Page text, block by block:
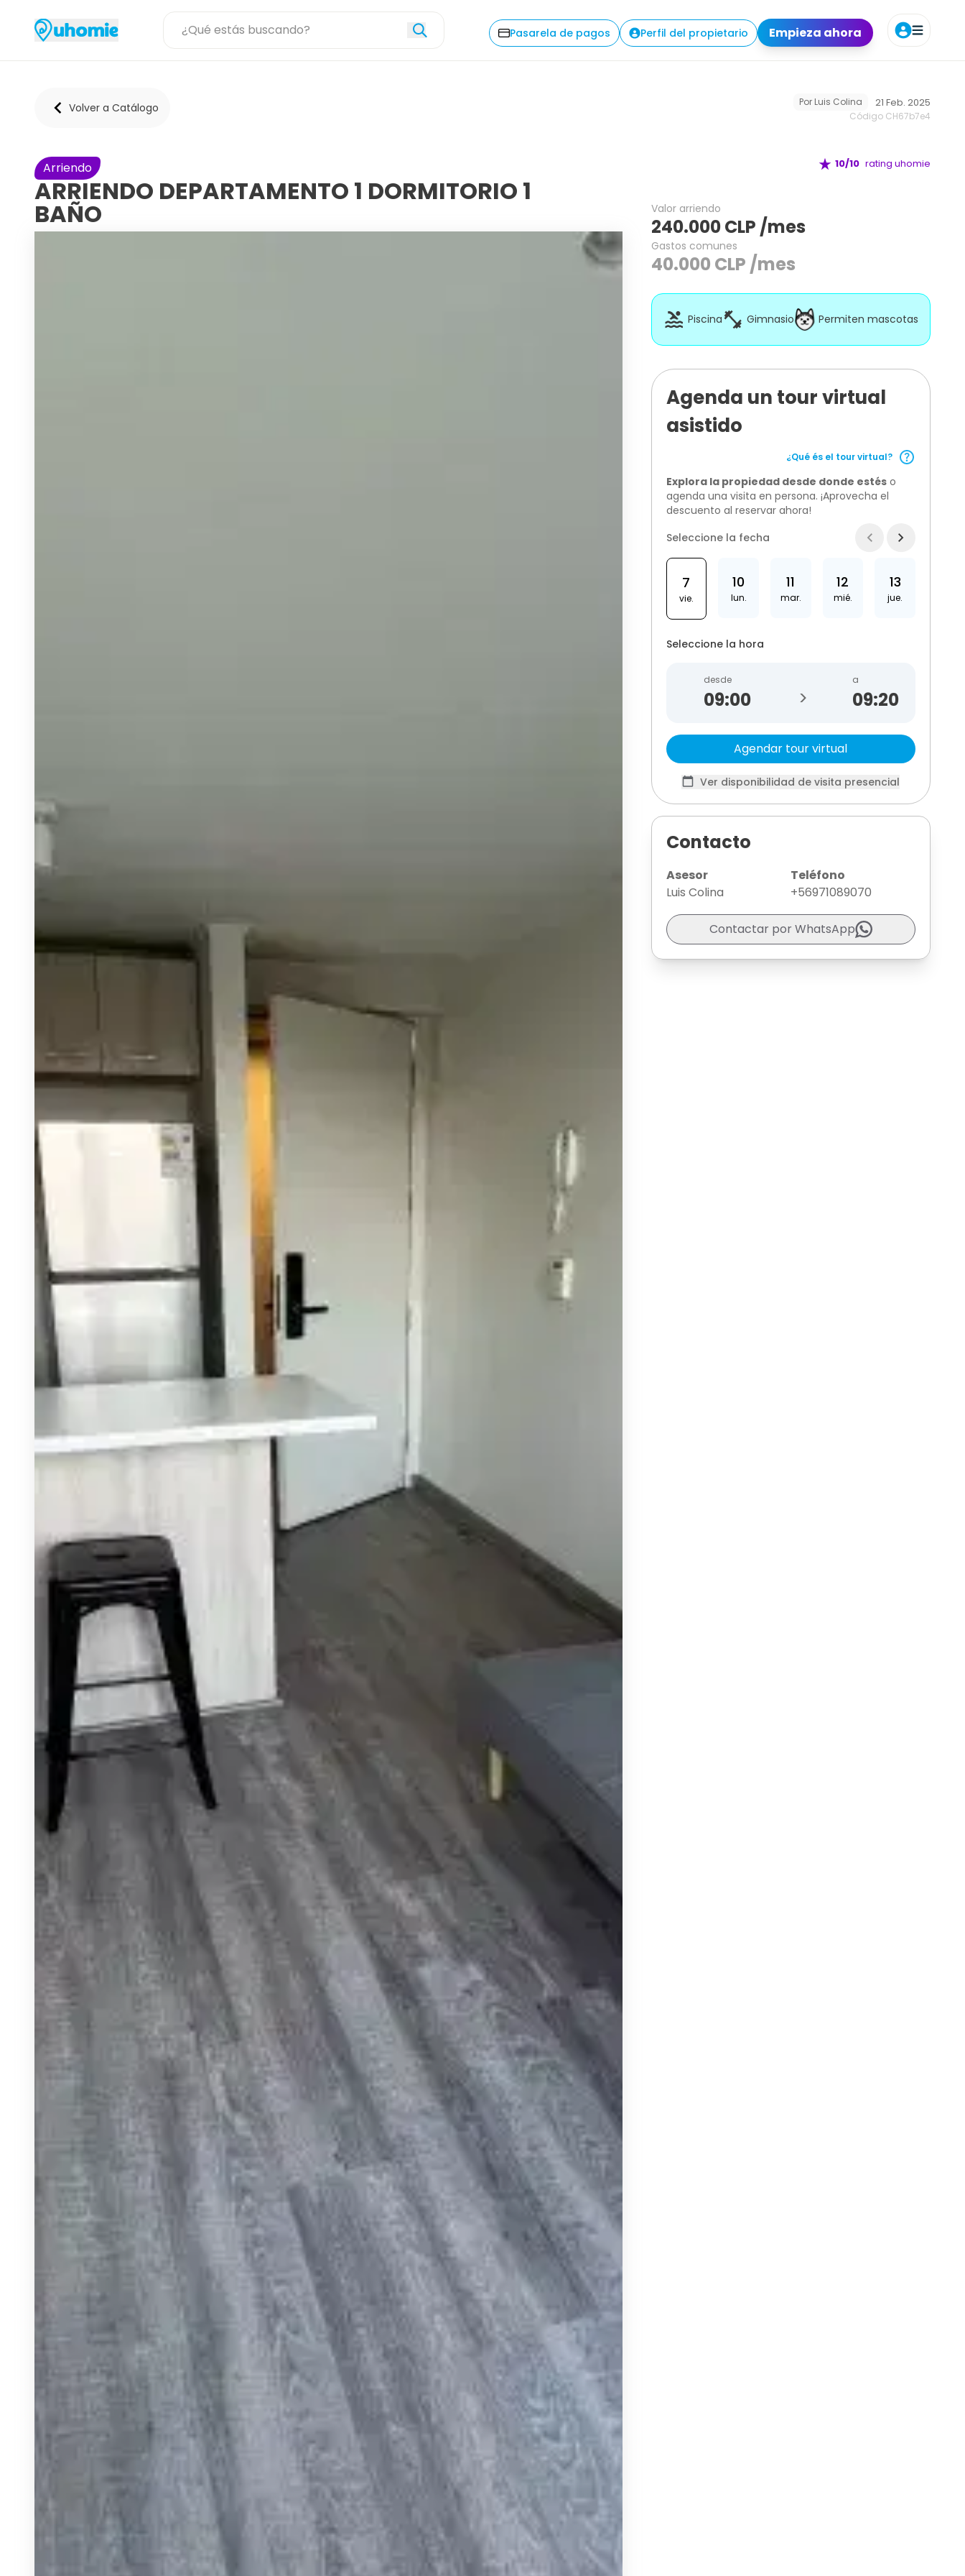
Pasarela de pagos Perfil del propietario Empieza ahora
Explorar DescripciónComodidades RequisitosUbicación Agendar tour
Volver a Catálogo Por Luis Colina 21 Feb. 2025
Código CH67b7e4
Arriendo
ARRIENDO DEPARTAMENTO 1 DORMITORIO 1
BAÑO
10/10 rating uhomie
Valor arriendo
240.000CLP /mes
Gastos comunes
40.000 CLP /mes
Piscina Gimnasio Permiten mascotas
Agenda un tour virtual
asistido
¿Qué és el tour virtual?
Explora la propiedad desde donde estés o
agenda una visita en persona. ¡Aprovecha el
descuento al reservar ahora!
Seleccione la fecha
7
vie.
10
lun.
11
mar.
12
mié.
13
jue.
Seleccione la hora
desde
>
a
09:20
Agendar tour virtual
Ver disponibilidad de visita presencial
Contacto
Asesor
Luis Colina
Teléfono
+56971089070
Contactar por WhatsApp